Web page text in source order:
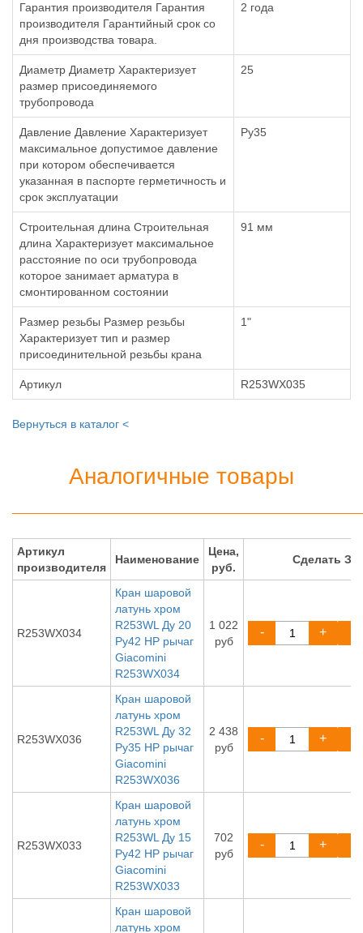
Гарантия производителя Гарантия
производителя Гарантийный срок со
дня производства товара.
2 года
Диаметр Диаметр Характеризует
размер присоединяемого
трубопровода
25
Давление Давление Характеризует
максимальное допустимое давление
при котором обеспечивается
указанная в паспорте герметичность и
срок эксплуатации
Ру35
Строительная длина Строительная
длина Характеризует максимальное
расстояние по оси трубопровода
которое занимает арматура в
смонтированном состоянии
91 мм
Размер резьбы Размер резьбы
Характеризует тип и размер
присоединительной резьбы крана
1"
Артикул R253WX035
Вернуться в каталог <
Аналогичные товары
Артикул
производителя
Наименование
Цена,
руб.
Сделать
R253WX034
Кран шаровой
латунь хром
R253WL Ду 20
Ру42 НР рычаг
Giacomini
R253WX034
1 022
руб
- +
R253WX036
Кран шаровой
латунь хром
R253WL Ду 32
Ру35 НР рычаг
Giacomini
R253WX036
2 438
руб
- +
R253WX033
Кран шаровой
латунь хром
R253WL Ду 15
Ру42 НР рычаг
Giacomini
R253WX033
702
руб
- +
Кран шаровой
латунь хром